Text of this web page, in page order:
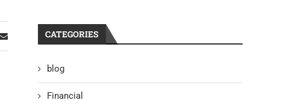
CATEGORIES
blog
Financial